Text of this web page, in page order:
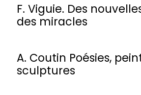
F. Viguie. Des
des miracles
A. Coutin Poésies,
sculptures